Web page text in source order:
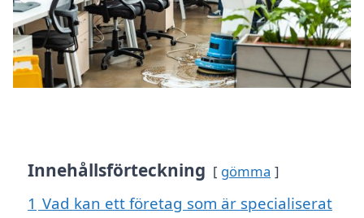
Innehållsförteckning gömma
1 Vad kan ett företag som är specialiserat